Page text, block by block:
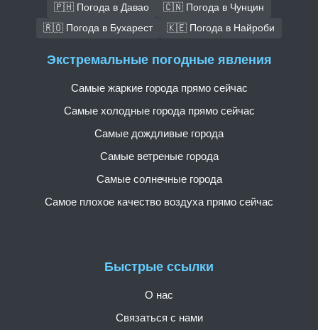
🇵🇭 Погода в Давао
🇨🇳 Погода в Чунцин
🇷🇴 Погода в Бухарест
🇰🇪 Погода в Найроби
Быстрые ссылки
О нас
Связаться с нами
Экстремальные погодные явления
Самые жаркие города прямо сейчас
Самые холодные города прямо сейчас
Самые дождливые города
Самые ветреные города
Самые солнечные города
Самое плохое качество воздуха прямо сейчас